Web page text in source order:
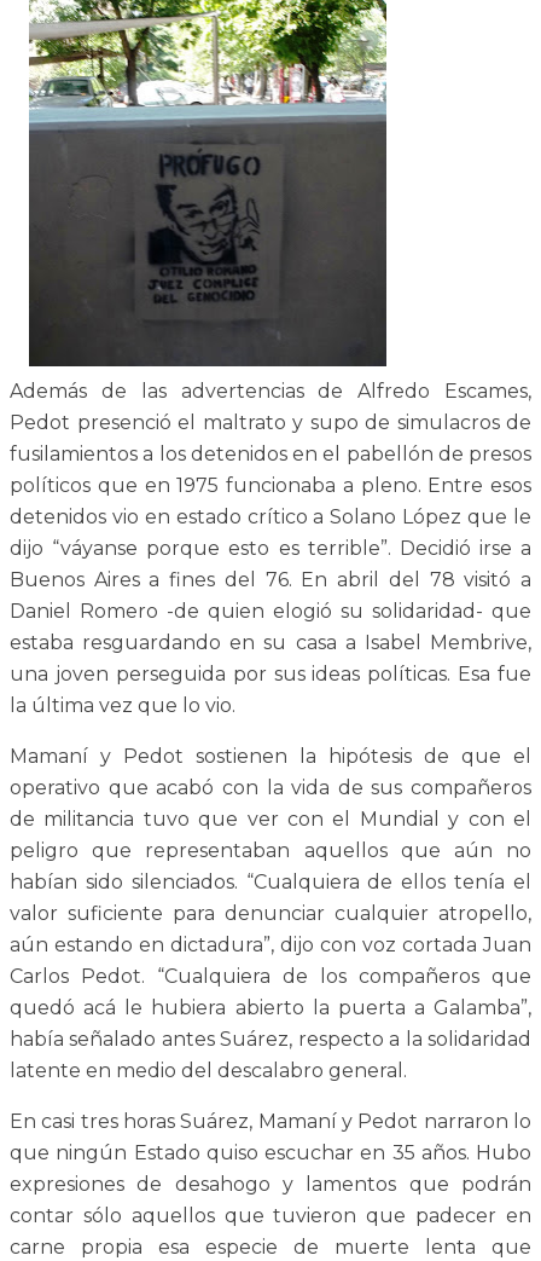
Además de las advertencias de Alfredo Escames,
Pedot presenció el maltrato y supo de simulacros de
fusilamientos a los detenidos en el pabellón de presos
políticos que en 1975 funcionaba a pleno. Entre esos
detenidos vio en estado crítico a Solano López que le
dijo “váyanse porque esto es terrible”. Decidió irse a
Buenos Aires a fines del 76. En abril del 78 visitó a
Daniel Romero -de quien elogió su solidaridad- que
estaba resguardando en su casa a Isabel Membrive,
una joven perseguida por sus ideas políticas. Esa fue
la última vez que lo vio.
Mamaní y Pedot sostienen la hipótesis de que el
operativo que acabó con la vida de sus compañeros
de militancia tuvo que ver con el Mundial y con el
peligro que representaban aquellos que aún no
habían sido silenciados. “Cualquiera de ellos tenía el
valor suficiente para denunciar cualquier atropello,
aún estando en dictadura”, dijo con voz cortada Juan
Carlos Pedot. “Cualquiera de los compañeros que
quedó acá le hubiera abierto la puerta a Galamba”,
había señalado antes Suárez, respecto a la solidaridad
latente en medio del descalabro general.
En casi tres horas Suárez, Mamaní y Pedot narraron lo
que ningún Estado quiso escuchar en 35 años. Hubo
expresiones de desahogo y lamentos que podrán
contar sólo aquellos que tuvieron que padecer en
carne propia esa especie de muerte lenta que